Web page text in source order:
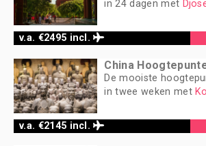
v.a. €2495 incl.
in 24 dagen met
v.a. €2145 incl.
China
De mooiste
in twee weken met